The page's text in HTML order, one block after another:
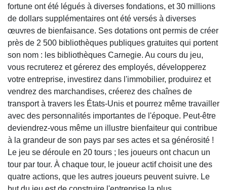
de 350 millions de dollars de sa fortune ont été légués
à diverses fondations, et 30 millions de dollars
supplémentaires ont été versés à diverses œuvres de
bienfaisance. Ses dotations ont permis de créer près
de 2 500 bibliothèques publiques gratuites qui portent
son nom : les bibliothèques Carnegie. Au cours du jeu,
vous recruterez et gérerez des employés,
développerez votre entreprise, investirez dans
l'immobilier, produirez et vendrez des marchandises,
créerez des chaînes de transport à travers les États-
Unis et pourrez même travailler avec des
personnalités importantes de l'époque. Peut-être
deviendrez-vous même un illustre bienfaiteur qui
contribue à la grandeur de son pays par ses actes et
sa générosité ! Le jeu se déroule en 20 tours ; les